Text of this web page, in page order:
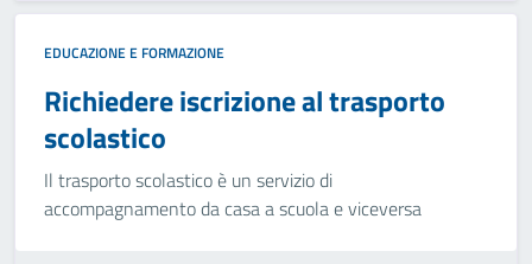
EDUCAZIONE E FORMAZIONE
Richiedere iscrizione al trasporto
scolastico
Il trasporto scolastico è un servizio di
accompagnamento da casa a scuola e viceversa